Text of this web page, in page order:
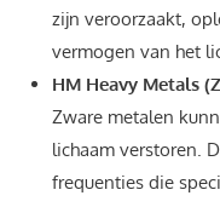
zijn veroorzaakt,
vermogen van het
HM Heavy Metals
Zware metalen
lichaam verstoren.
frequenties die